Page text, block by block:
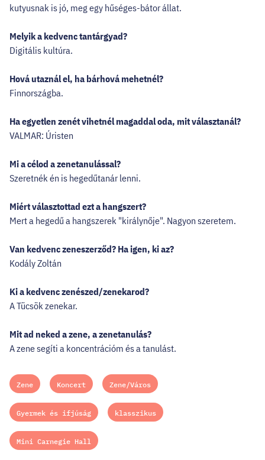
kutyusnak is jó, meg egy hűséges-bátor állat.
Melyik a kedvenc tantárgyad?
Digitális kultúra.
Hová utaznál el, ha bárhová mehetnél?
Finnországba.
Ha egyetlen zenét vihetnél magaddal oda, mit választanál?
VALMAR: Úristen
Mi a célod a zenetanulással?
Szeretnék én is hegedűtanár lenni.
Miért választottad ezt a hangszert?
Mert a hegedű a hangszerek "királynője". Nagyon szeretem.
Van kedvenc zeneszerződ? Ha igen, ki az?
Kodály Zoltán
Ki a kedvenc zenészed/zenekarod?
A Tücsök zenekar.
Mit ad neked a zene, a zenetanulás?
A zene segíti a koncentrációm és a tanulást.
Zene Koncert Zene/Város
Gyermek és ifjúság klasszikus
Mini Carnegie Hall